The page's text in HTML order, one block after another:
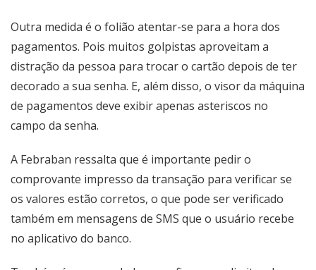
Outra medida é o folião atentar-se para a hora dos
pagamentos. Pois muitos golpistas aproveitam a
distração da pessoa para trocar o cartão depois de ter
decorado a sua senha. E, além disso, o visor da máquina
de pagamentos deve exibir apenas asteriscos no
campo da senha.
A Febraban ressalta que é importante pedir o
comprovante impresso da transação para verificar se
os valores estão corretos, o que pode ser verificado
também em mensagens de SMS que o usuário recebe
no aplicativo do banco.